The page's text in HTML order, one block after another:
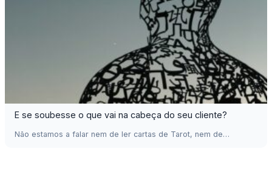
E se soubesse o que vai na cabeça do seu cliente?
Não estamos a falar nem de ler cartas de Tarot, nem de…